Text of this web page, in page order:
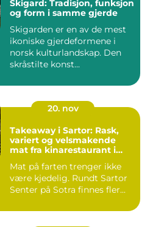
Skigard: Tradisjon, funksjon
og form i samme gjerde
Skigarden er en av de mest
ikoniske gjerdeformene i
norsk kulturlandskap. Den
skråstilte konst...
20. nov
Takeaway i Sartor: Rask,
variert og velsmakende
mat fra kinarestaurant i
Mat på farten trenger ikke
være kjedelig. Rundt Sartor
Senter på Sotra finnes fler...